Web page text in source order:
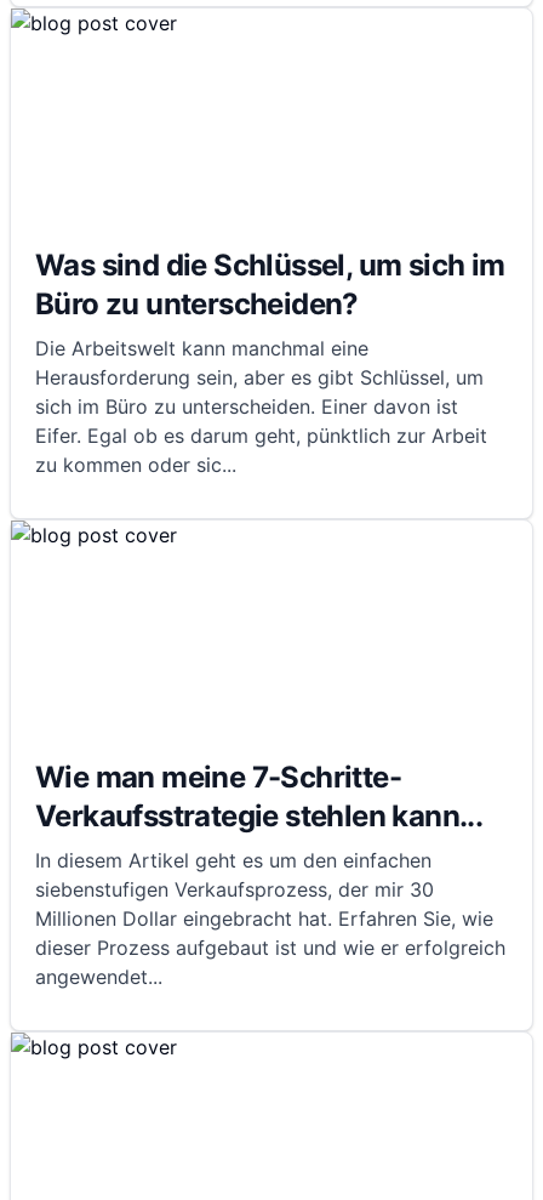
Was sind die Schlüssel, um sich im
Büro zu unterscheiden?
Die Arbeitswelt kann manchmal eine
Herausforderung sein, aber es gibt Schlüssel, um
sich im Büro zu unterscheiden. Einer davon ist
Eifer. Egal ob es darum geht, pünktlich zur Arbeit
zu kommen oder sic...
Wie man meine 7-Schritte-
Verkaufsstrategie stehlen kann...
In diesem Artikel geht es um den einfachen
siebenstufigen Verkaufsprozess, der mir 30
Millionen Dollar eingebracht hat. Erfahren Sie, wie
dieser Prozess aufgebaut ist und wie er erfolgreich
angewendet...